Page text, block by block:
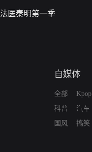
法医秦明第一季
自媒体
全部
科普
国风
Kpop
汽车
搞笑